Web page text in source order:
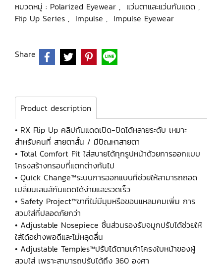
หมวดหมู่ : Polarized Eyewear , แว่นตาและแว่นกันแดด ,
Flip Up Series , Impulse , Impulse Eyewear
Share
Product description
• RX Flip Up คลิปกันแดดเปิด-ปิดได้หลายระดับ เหมาะ
สำหรับคนที่ สายตาสั้น / มีปัญหาสายตา
• Total Comfort Fit ใส่สบายได้ทุกรูปหน้าด้วยการออกแบบ
โครงสร้างกรอบที่แตกต่างกันไป
• Quick Change™ระบบการออกแบบที่ช่วยให้สามารถถอด
เปลี่ยนเลนส์กันแดดได้ง่ายและรวดเร็ว
• Safety Project™ขาที่ไม่มีมุมหรือขอบแหลมคมเพิ่ม การ
สวมใส่ที่ปลอดภัยกว่า
• Adjustable Nosepiece ชิ้นส่วนรองรับจมูกปรับได้ช่วยให้
ใส่ได้อย่างพอดีและไม่หลุดลื่น
• Adjustable Temples™ปรับได้ตามเค้าโครงใบหน้าของผู้
สวมใส่ เพราะสามารถปรับได้ถึง 360 องศา